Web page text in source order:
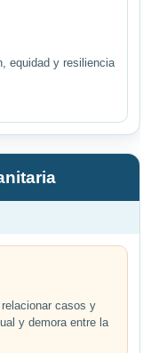
equidad y resiliencia
relacionar casos y
y demora entre la